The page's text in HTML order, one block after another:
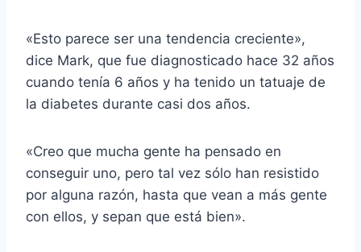
«Esto parece ser una tendencia creciente»,
dice Mark, que fue diagnosticado hace 32 años
cuando tenía 6 años y ha tenido un tatuaje de
la diabetes durante casi dos años.
«Creo que mucha gente ha pensado en
conseguir uno, pero tal vez sólo han resistido
por alguna razón, hasta que vean a más gente
con ellos, y sepan que está bien».